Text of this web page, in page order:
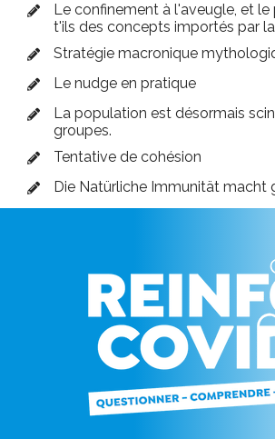
Le confinement à l'aveugle, et
t'ils des concepts importés par la
Stratégie macronique
Le nudge en pratique
La population est désormais
groupes.
Tentative de cohésion
Die Natürliche Immunität macht